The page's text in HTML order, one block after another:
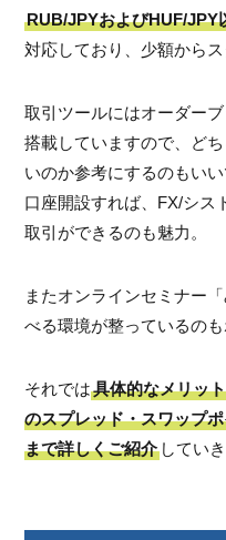
RUB/JPYおよびHUF/JPY
対応しており、少額から
取引ツールにはオーダー
搭載していますので、ど
いのか参考にするのもいい
口座開設すれば、FX/シス
取引ができるのも魅力。
またオンラインセミナー
べる環境が整っているのも
それでは具体的なメリッ
のスプレッド・スワップ
まで詳しくご紹介 してい